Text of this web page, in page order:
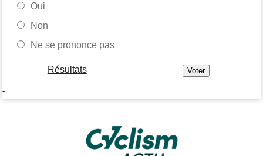
Oui
Non
Ne se prononce pas
Résultats
-